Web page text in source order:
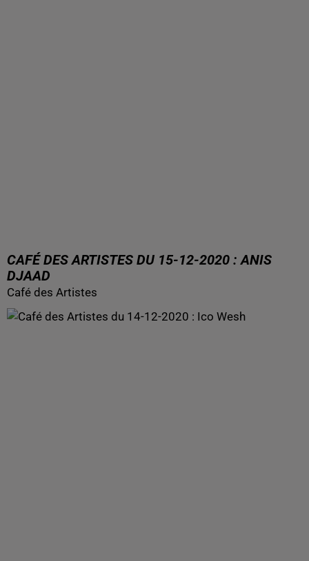
CAFÉ DES ARTISTES DU 15-12-2020 : ANIS
DJAAD
Café des Artistes